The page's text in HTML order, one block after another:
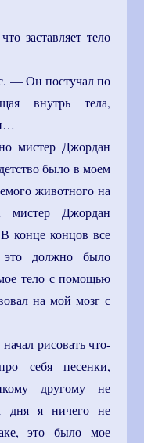
заставляет тело
— Он постучал по
внутрь тела,
мистер Джордан
было в моем
животного на
мистер Джордан
В конце концов все
должно было
тело с помощью
на мой мозг с
рисовать что-
себя песенки,
другому не
дня я ничего не
это было мое